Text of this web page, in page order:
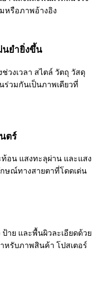
หรือภาพอ้างอิง
นยำยิ่งขึ้น
งเวลา สไตล์ วัตถุ วัสดุ
วมกันเป็นภาพเดียวที่
ตร์
อน แสงทะลุผ่าน และแสง
ษณ์ทางสายตาที่โดดเด่น
าย และพื้นผิวละเอียดด้วย
หรับภาพสินค้า โปสเตอร์